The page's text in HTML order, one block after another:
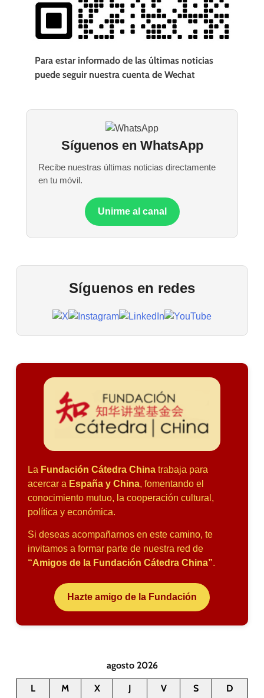
Para estar informado de las últimas noticias
puede seguir nuestra cuenta de Wechat
Síguenos en WhatsApp
Recibe nuestras últimas noticias directamente
en tu móvil.
Unirme al canal
Síguenos en redes
La Fundación Cátedra China trabaja para
acercar a España y China, fomentando el
conocimiento mutuo, la cooperación cultural,
política y económica.
Si deseas acompañarnos en este camino, te
invitamos a formar parte de nuestra red de
“Amigos de la Fundación Cátedra China”.
Hazte amigo de la Fundación
agosto 2026
L M X J V S
D